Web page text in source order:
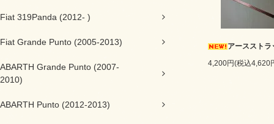
Fiat 319Panda (2012- )
Fiat Grande Punto (2005-2013)
ABARTH Grande Punto (2007-
2010)
ABARTH Punto (2012-2013)
アースストラ
4,200円(税込4,620